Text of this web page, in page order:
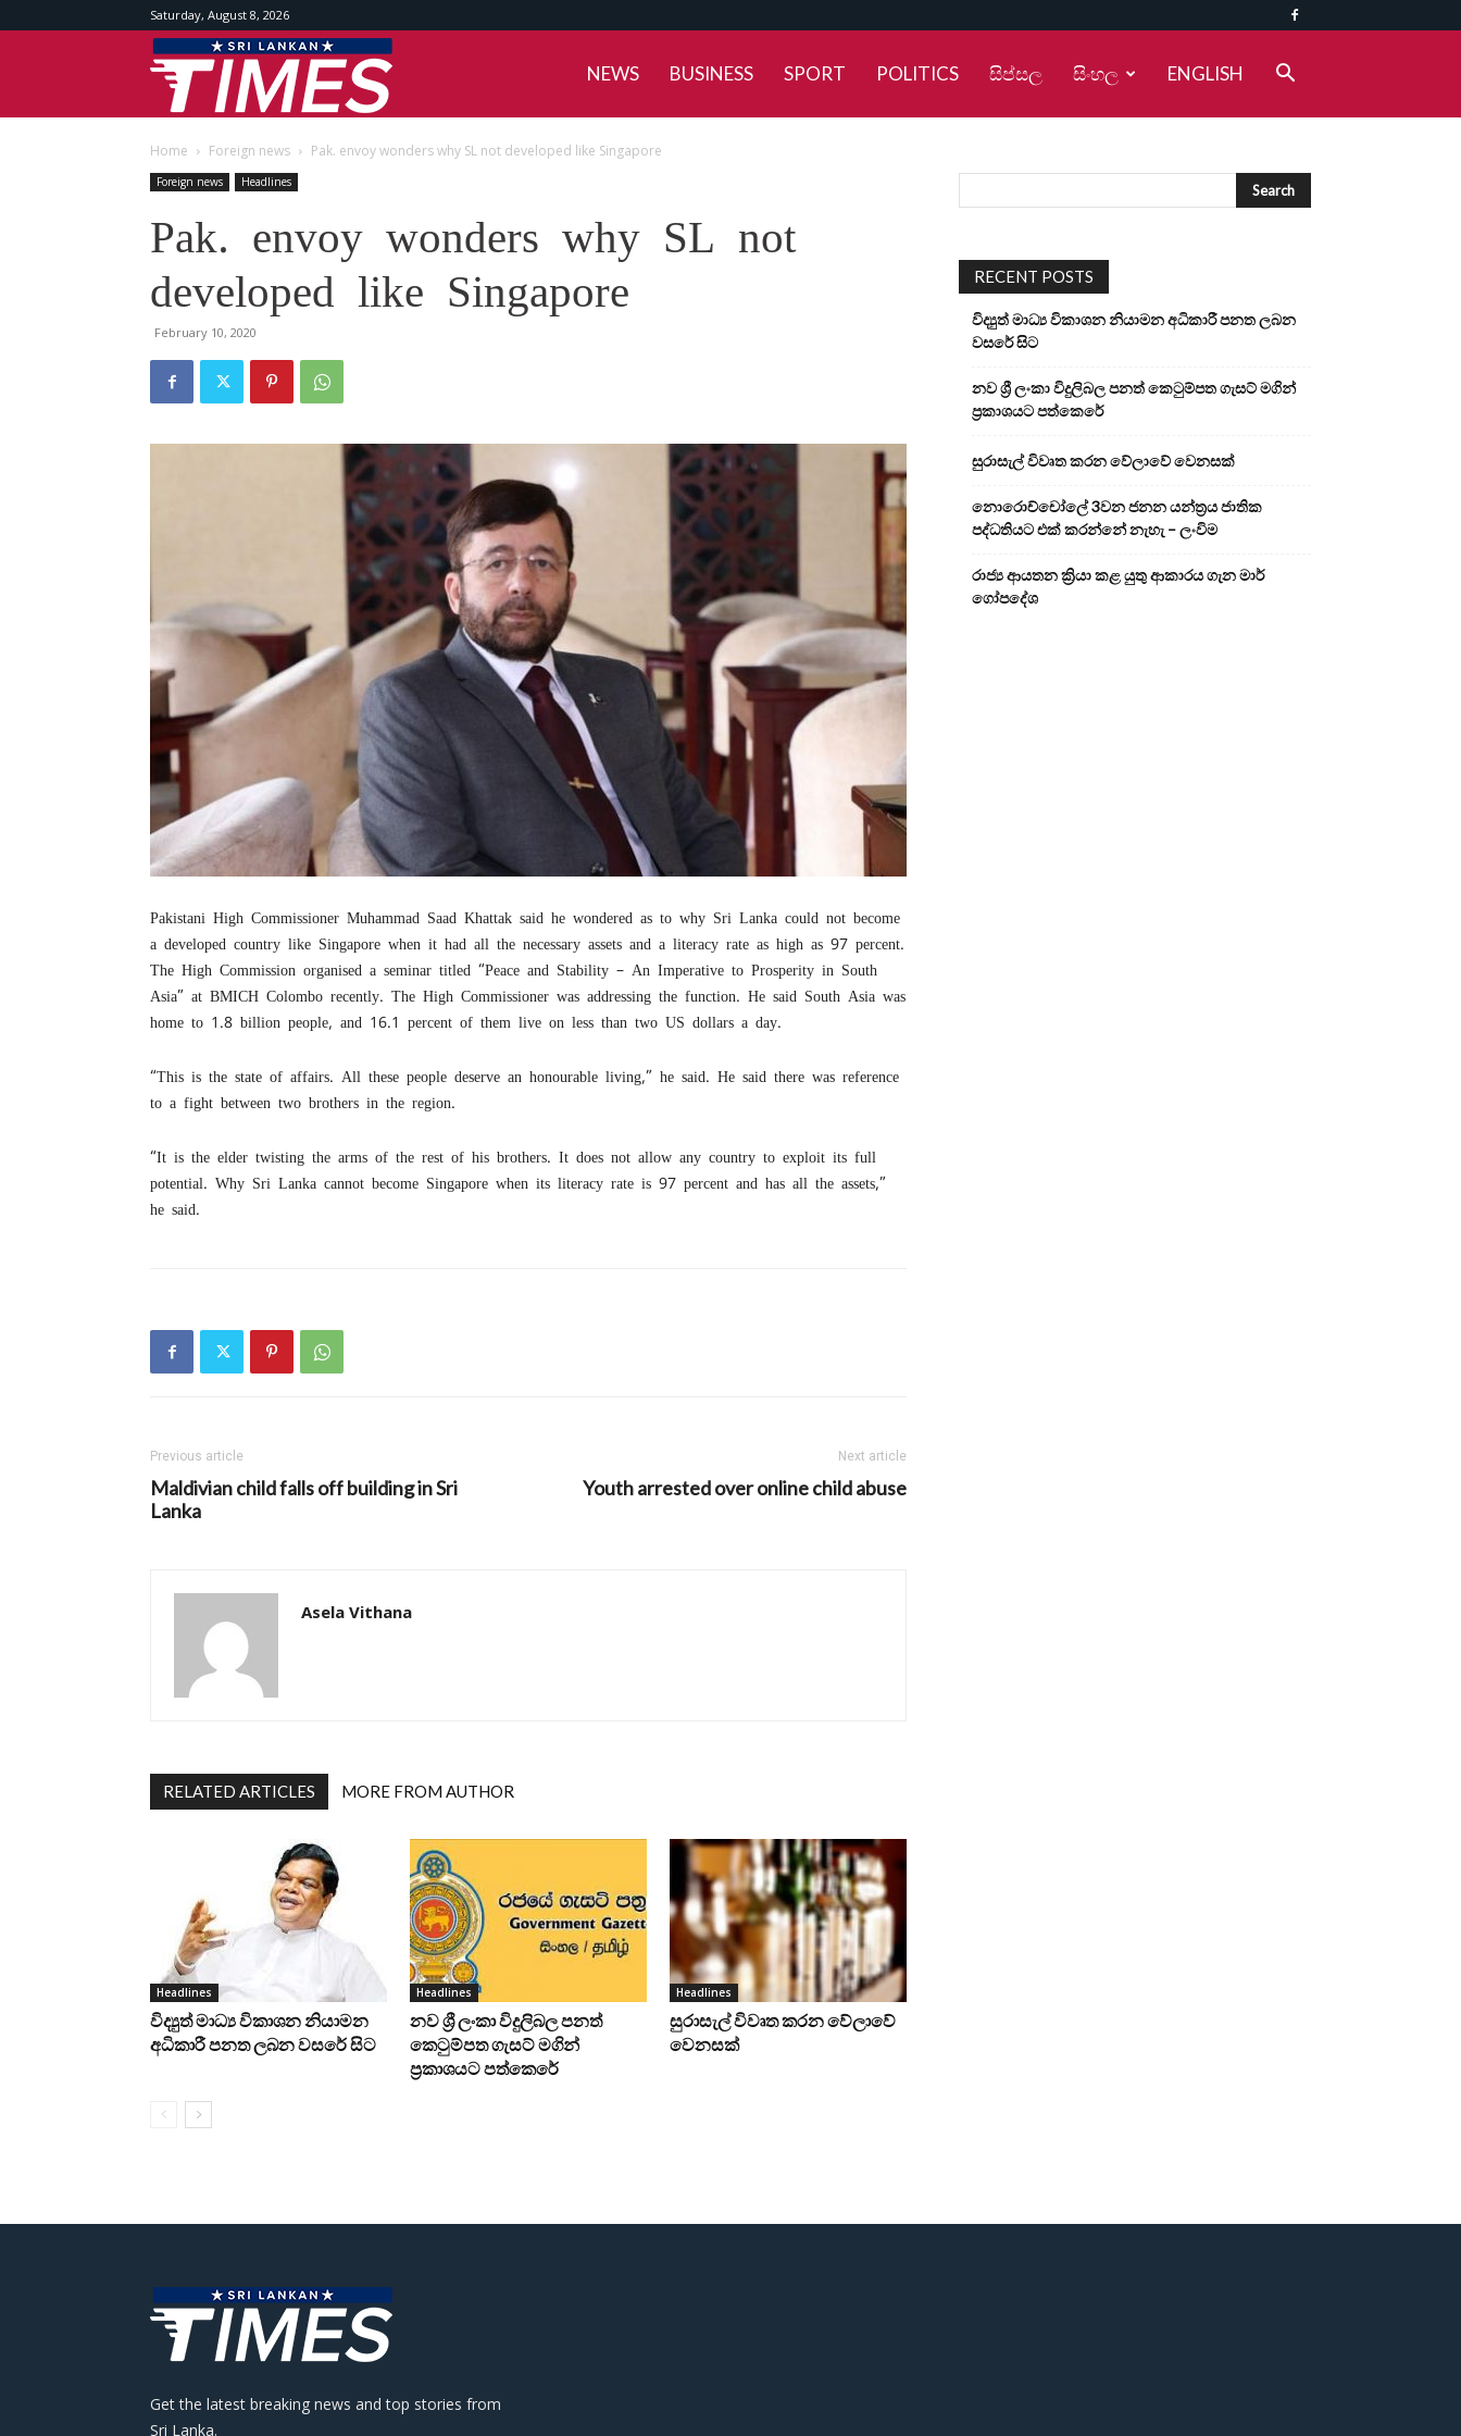
Saturday, August 8, 2026
Srilankan
Times
NEWS BUSINESS SPORT POLITICS සිප්සල සිංහල ENGLISH
Home Foreign news Pak. envoy wonders why SL not developed like Singapore
Foreign news Headlines
Pak. envoy wonders why SL not
developed like Singapore
February 10, 2020
Pakistani High Commissioner Muhammad Saad Khattak said he wondered as to why Sri Lanka could not become
a developed country like Singapore when it had all the necessary assets and a literacy rate as high as 97 percent.
The High Commission organised a seminar titled “Peace and Stability – An Imperative to Prosperity in South
Asia” at BMICH Colombo recently. The High Commissioner was addressing the function. He said South Asia was
home to 1.8 billion people, and 16.1 percent of them live on less than two US dollars a day.
“This is the state of affairs. All these people deserve an honourable living,” he said. He said there was reference
to a fight between two brothers in the region.
“It is the elder twisting the arms of the rest of his brothers. It does not allow any country to exploit its full
potential. Why Sri Lanka cannot become Singapore when its literacy rate is 97 percent and has all the assets,”
he said.
Previous article
Maldivian child falls off building in Sri
Lanka
Next article
Youth arrested over online child abuse
Asela Vithana
RELATED ARTICLES MORE FROM AUTHOR
Headlines
විද්‍යුත් මාධ්‍ය විකාශන නියාමන
අධිකාරී පනත ලබන වසරේ සිට
Headlines
නව ශ්‍රී ලංකා විදුලිබල පනත්
කෙටුම්පත ගැසට් මගින්
ප්‍රකාශයට පත්කෙරේ
Headlines
සුරාසැල් විවෘත කරන වේලාවේ
වෙනසක්
RECENT POSTS
විද්‍යුත් මාධ්‍ය විකාශන නියාමන අධිකාරී පනත ලබන
වසරේ සිට
නව ශ්‍රී ලංකා විදුලිබල පනත් කෙටුම්පත ගැසට් මගින්
ප්‍රකාශයට පත්කෙරේ
සුරාසැල් විවෘත කරන වේලාවේ වෙනසක්
නොරොච්චෝලේ 3වන ජනන යන්ත්‍රය ජාතික
පද්ධතියට එක් කරන්නේ නැහැ – ලංවිම
රාජ්‍ය ආයතන ක්‍රියා කළ යුතු ආකාරය ගැන මාර්
ගෝපදේශ
Get the latest breaking news and top stories from
Sri Lanka.